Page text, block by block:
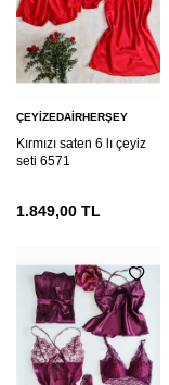
ÇEYIZEDAIRHERŞEY
Kırmızı saten 6 lı çeyiz
seti 6571
1.849,00TL